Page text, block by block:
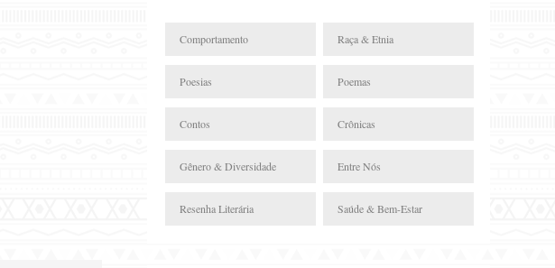
Comportamento
Poesias
Contos
Gênero & Diversidade
Resenha Literária
Raça & Etnia
Poemas
Crônicas
Entre Nós
Saúde & Bem-Estar